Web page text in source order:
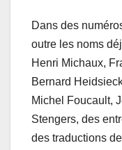
Dans des
outre les noms
Henri Michaux,
Bernard
Michel Foucault,
Stengers, des
des traductions